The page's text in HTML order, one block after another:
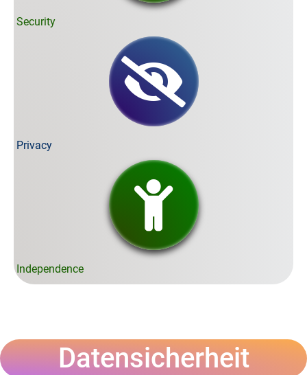
Security
Privacy
Independence
Datensicherheit